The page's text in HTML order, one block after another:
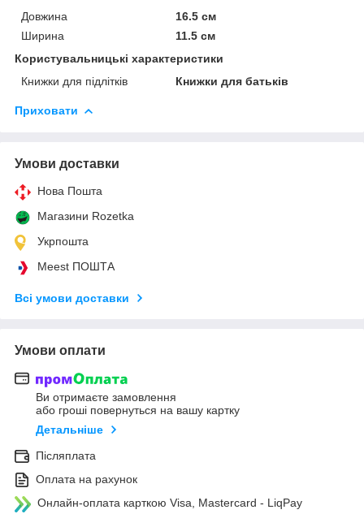
Довжина
16.5 см
Ширина
11.5 см
Користувальницькі характеристики
Книжки для підлітків
Книжки для батьків
Приховати
Умови доставки
Нова Пошта
Магазини Rozetka
Укрпошта
Meest ПОШТА
Всі умови доставки
Умови оплати
Ви отримаєте замовлення
або гроші повернуться на вашу картку
Детальніше
Післяплата
Оплата на рахунок
Онлайн-оплата карткою Visa, Mastercard - LiqPay